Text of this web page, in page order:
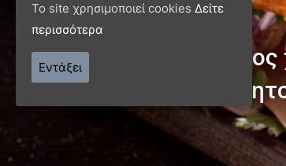
Το site χρησιμοποιεί cookies Δείτε
περισσότερα
Εντάξει